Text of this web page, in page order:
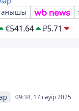
€541.64 ₽5.71
09:34, 17 сәуір 2025